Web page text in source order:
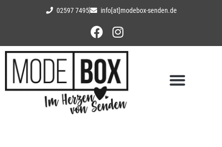
02597 7495 info[at]modebox-senden.de